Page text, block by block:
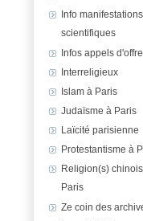
Info manifestations
scientifiques
Infos appels d'offre
Interreligieux
Islam à Paris
Judaïsme à Paris
Laïcité parisienne
Protestantisme à
Religion(s)
Paris
Ze coin des